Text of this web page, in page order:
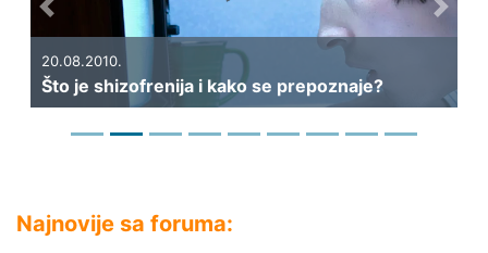
20.08.2010.
Što je shizofrenija i kako se prepoznaje?
Previous Next
Najnovije sa foruma: